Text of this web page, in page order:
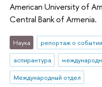
American University of
Central Bank of Armenia.
Наука репортаж о событии
аспирантура
Международный отдел